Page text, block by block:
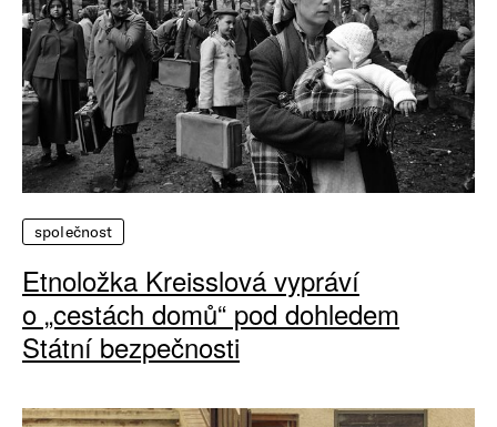
společnost
Etnoložka Kreisslová vypráví
o „cestách domů“ pod dohledem
Státní bezpečnosti